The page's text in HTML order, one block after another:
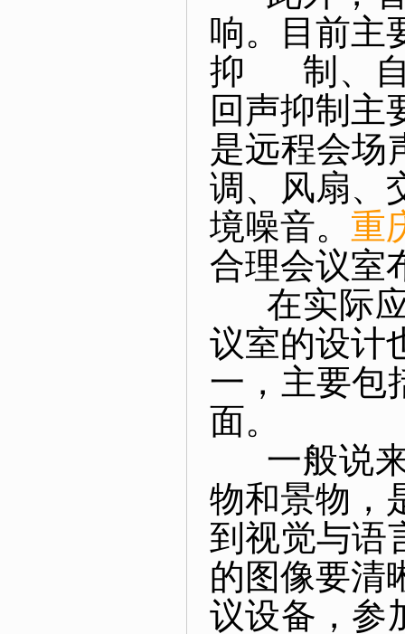
响。目前主
抑 制、自
回声抑制主
是远程会场
调、风扇、
境噪音。 重
合理会议室
在实际应
议室的设计
一，主要包
面。
一般说来
物和景物，
到视觉与语
的图像要清
议设备，参